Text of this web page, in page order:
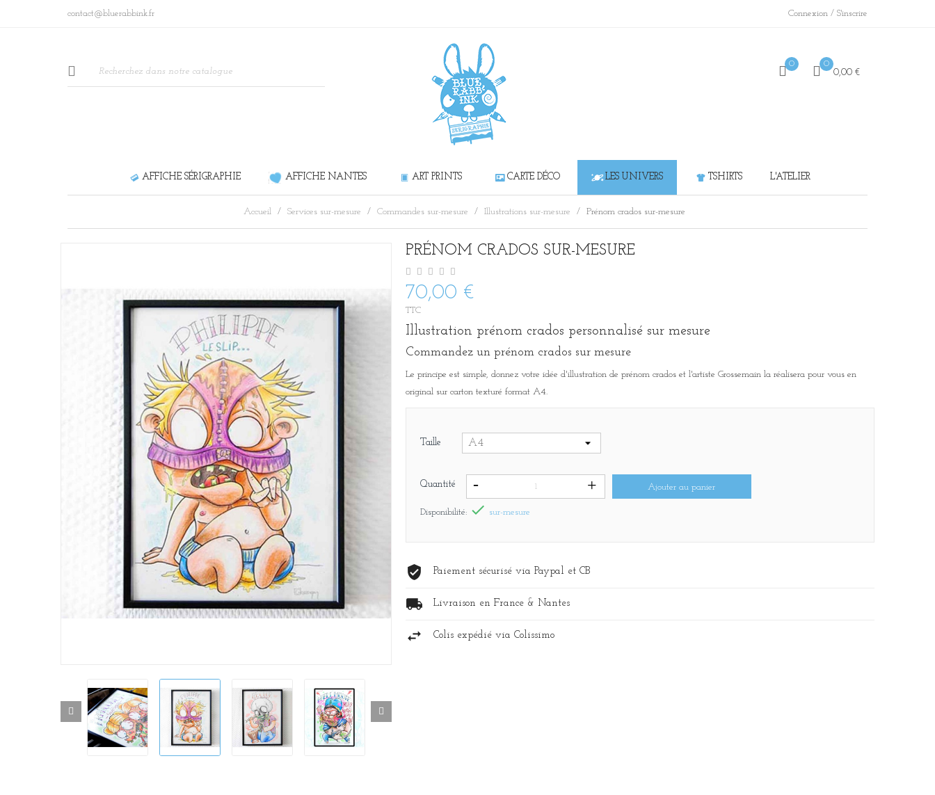
contact@bluerabbink.fr Connexion / S'inscrire
0
0,00 €
0
AFFICHE SÉRIGRAPHIE AFFICHE NANTES ART PRINTS CARTE DÉCO LES UNIVERS TSHIRTS L'ATELIER
Accueil Services sur-mesure Commandes sur-mesure Illustrations sur-mesure Prénom crados sur-mesure
PRÉNOM CRADOS SUR-MESURE
70,00 €
TTC
Illustration prénom crados personnalisé sur mesure
Commandez un prénom crados sur mesure
Le principe est simple, donnez votre idée d'illustration de prénom crados et l'artiste Grossemain la réalisera pour vous en
original sur carton texturé format A4.
Taille
Quantité Ajouter au panier
Disponibilité:  sur-mesure
Paiement sécurisé via Paypal et CB
Livraison en France & Nantes
Colis expédié via Colissimo